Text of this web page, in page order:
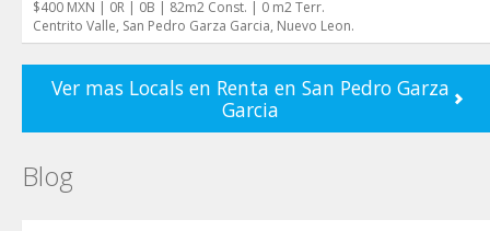
$400 MXN | 0R | 0B | 82m2 Const. | 0 m2 Terr.
Centrito Valle, San Pedro Garza Garci­a, Nuevo Leon.
Ver mas Locals en Renta en San Pedro Garza
Garci­a
Blog